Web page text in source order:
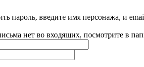
пароль, введите имя персонажа, и
нет во входящих, посмотрите в